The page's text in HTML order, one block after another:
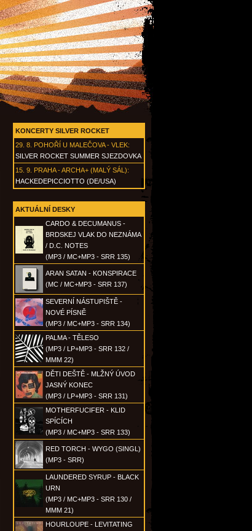
KONCERTY SILVER ROCKET
29. 8. POHOŘÍ U MALEČOVA - VLEK:
SILVER ROCKET SUMMER SJEZDOVKA
15. 9. PRAHA - ARCHA+ (MALÝ SÁL):
HACKEDEPICCIOTTO (DE/USA)
AKTUÁLNÍ DESKY
CARDO & DECUMANUS -
BRDSKEJ VLAK DO NEZNÁMA
/ D.C. NOTES
(MP3 / MC+MP3 - SRR 135)
ARAN SATAN - KONSPIRACE
(MC / MC+MP3 - SRR 137)
SEVERNÍ NÁSTUPIŠTĚ -
NOVÉ PÍSNĚ
(MP3 / MC+MP3 - SRR 134)
PALMA - TĚLESO
(MP3 / LP+MP3 - SRR 132 /
MMM 22)
DĚTI DEŠTĚ - MLŽNÝ ÚVOD
JASNÝ KONEC
(MP3 / LP+MP3 - SRR 131)
MOTHERFUCIFER - KLID
SPÍCÍCH
(MP3 / MC+MP3 - SRR 133)
RED TORCH - WYGO (SINGL)
(MP3 - SRR)
LAUNDERED SYRUP - BLACK
URN
(MP3 / MC+MP3 - SRR 130 /
MMM 21)
HOURLOUPE - LEVITATING